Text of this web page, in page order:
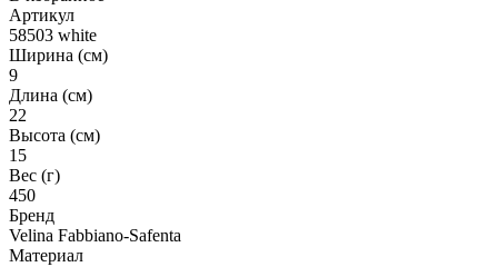
Артикул
58503 white
Ширина (см)
9
Длина (см)
22
Высота (см)
15
Вес (г)
450
Бренд
Velina Fabbiano-Safenta
Материал